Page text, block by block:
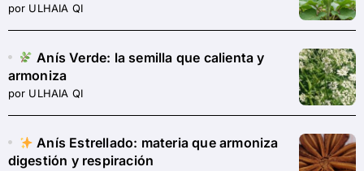
por ULHAIA QI
Anís Verde: la semilla que calienta y
armoniza
por ULHAIA QI
Anís Estrellado: materia que armoniza
digestión y respiración